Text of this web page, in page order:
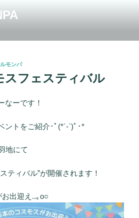
モンパ
スフェスティバル
なーです！
ントをご紹介･ﾟ(*´-`)ﾟ･*
地にて
ティバル”が開催されます！
出迎え..｡o○